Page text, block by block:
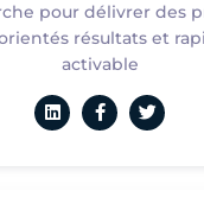
pour délivrer des
résultats et
activable